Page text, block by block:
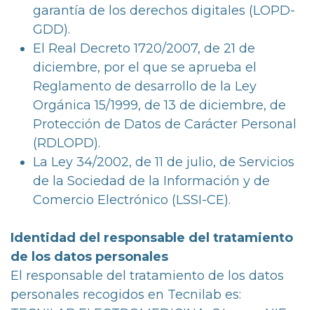
garantía de los derechos digitales (LOPD-
GDD).
El Real Decreto 1720/2007, de 21 de
diciembre, por el que se aprueba el
Reglamento de desarrollo de la Ley
Orgánica 15/1999, de 13 de diciembre, de
Protección de Datos de Carácter Personal
(RDLOPD).
La Ley 34/2002, de 11 de julio, de Servicios
de la Sociedad de la Información y de
Comercio Electrónico (LSSI-CE).
Identidad del responsable del tratamiento
de los datos personales
El responsable del tratamiento de los datos
personales recogidos en Tecnilab es: